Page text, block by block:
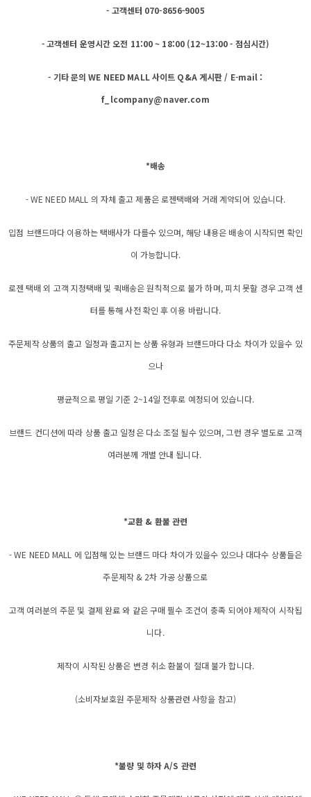
- 고객센터 070-8656-9005
- 고객센터 운영시간 오전 11:00 ~ 18:00 (12~13:00 - 점심시간)
- 기타 문의 WE NEED MALL 사이트 Q&A 게시판 / E-mail :
f_lcompany@naver.com
*배송
- WE NEED MALL 의 자체 출고 제품은 로젠택배와 거래 계약되어 있습니다.
입점 브랜드마다 이용하는 택배사가 다를수 있으며, 해당 내용은 배송이 시작되면 확인
이 가능합니다.
로젠 택배 외 고객 지정택배 및 퀵배송은 원칙적으로 불가 하며, 피치 못할 경우 고객 센
터를 통해 사전 확인 후 이용 바랍니다.
주문제작 상품의 출고 일정과 출고지는 상품 유형과 브랜드마다 다소 차이가 있을수 있
으나
평균적으로 평일 기준 2~14일 전후로 예정되어 있습니다.
브랜드 컨디션에 따라 상품 출고 일정은 다소 조절 될수 있으며, 그런 경우 별도로 고객
여러분께 개별 안내 됩니다.
*교환 & 환불 관련
- WE NEED MALL 에 입점해 있는 브랜드 마다 차이가 있을수 있으나 대다수 상품들은
주문제작 & 2차 가공 상품으로
고객 여러분의 주문 및 결제 완료 와 같은 구매 필수 조건이 충족 되어야 제작이 시작됩
니다.
제작이 시작된 상품은 변경 취소 환불이 절대 불가 합니다.
(소비자보호원 주문제작 상품관련 사항을 참고)
*불량 및 하자 A/S 관련